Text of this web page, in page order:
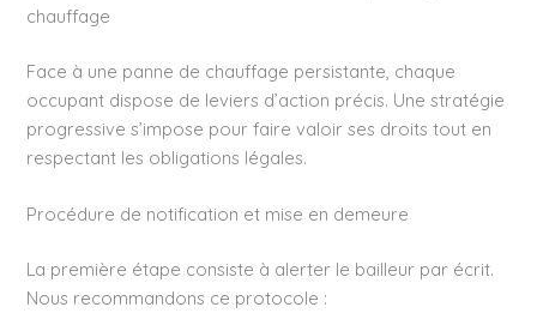
chauffage
Face à une panne de chauffage persistante, chaque
occupant dispose de leviers d’action précis. Une stratégie
progressive s’impose pour faire valoir ses droits tout en
respectant les obligations légales.
Procédure de notification et mise en demeure
La première étape consiste à alerter le bailleur par écrit.
Nous recommandons ce protocole :